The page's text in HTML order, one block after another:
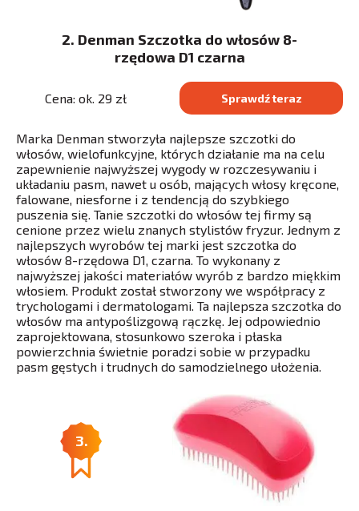
2. Denman Szczotka do włosów 8-
rzędowa D1 czarna
Cena: ok. 29 zł Sprawdź teraz
Marka Denman stworzyła najlepsze szczotki do
włosów, wielofunkcyjne, których działanie ma na celu
zapewnienie najwyższej wygody w rozczesywaniu i
układaniu pasm, nawet u osób, mających włosy kręcone,
falowane, niesforne i z tendencją do szybkiego
puszenia się. Tanie szczotki do włosów tej firmy są
cenione przez wielu znanych stylistów fryzur. Jednym z
najlepszych wyrobów tej marki jest szczotka do
włosów 8-rzędowa D1, czarna. To wykonany z
najwyższej jakości materiałów wyrób z bardzo miękkim
włosiem. Produkt został stworzony we współpracy z
trychologami i dermatologami. Ta najlepsza szczotka do
włosów ma antypoślizgową rączkę. Jej odpowiednio
zaprojektowana, stosunkowo szeroka i płaska
powierzchnia świetnie poradzi sobie w przypadku
pasm gęstych i trudnych do samodzielnego ułożenia.
3.